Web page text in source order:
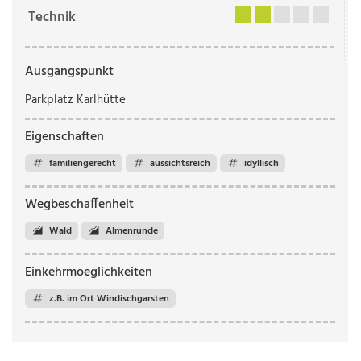
Technik
Ausgangspunkt
Parkplatz Karlhütte
Eigenschaften
familiengerecht aussichtsreich idyllisch
Wegbeschaffenheit
Wald Almenrunde
Einkehrmoeglichkeiten
z.B. im Ort Windischgarsten